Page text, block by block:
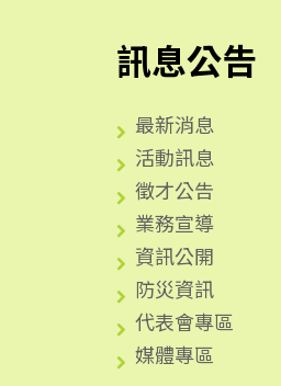
訊息公告
最新消息
活動訊息
徵才公告
業務宣導
資訊公開
防災資訊
代表會專區
媒體專區